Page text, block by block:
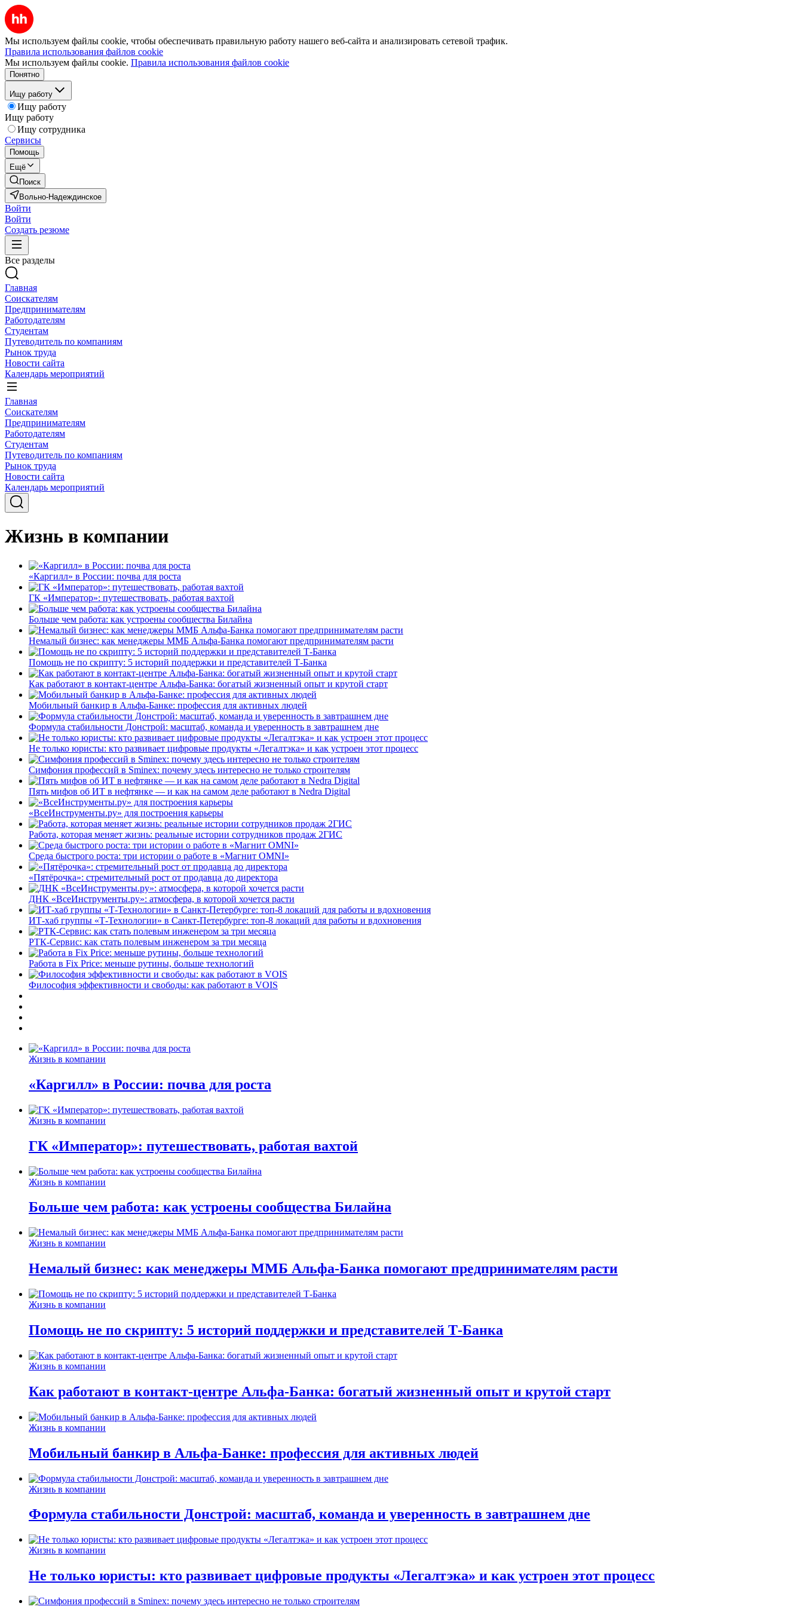
Мы используем файлы cookie, чтобы обеспечивать правильную работу нашего веб-сайта и анализировать сетевой трафик.
Правила использования файлов cookie
Мы используем файлы cookie. Правила использования файлов cookie
Понятно
Ищу работу
Ищу работу
Ищу работу
Ищу сотрудника
Сервисы
Помощь
Ещё
Поиск
Вольно-Надеждинское
Войти
Войти
Создать резюме
Все разделы
Главная
Соискателям
Предпринимателям
Работодателям
Студентам
Путеводитель по компаниям
Рынок труда
Новости сайта
Календарь мероприятий
Главная
Соискателям
Предпринимателям
Работодателям
Студентам
Путеводитель по компаниям
Рынок труда
Новости сайта
Календарь мероприятий
Жизнь в компании
«Каргилл» в России: почва для роста
ГК «Император»: путешествовать, работая вахтой
Больше чем работа: как устроены сообщества Билайна
Немалый бизнес: как менеджеры ММБ Альфа-Банка помогают предпринимателям расти
Помощь не по скрипту: 5 историй поддержки и представителей Т-Банка
Как работают в контакт-центре Альфа-Банка: богатый жизненный опыт и крутой старт
Мобильный банкир в Альфа-Банке: профессия для активных людей
Формула стабильности Донстрой: масштаб, команда и уверенность в завтрашнем дне
Не только юристы: кто развивает цифровые продукты «Легалтэка» и как устроен этот процесс
Симфония профессий в Sminex: почему здесь интересно не только строителям
Пять мифов об ИТ в нефтянке — и как на самом деле работают в Nedra Digital
«ВсеИнструменты.ру» для построения карьеры
Работа, которая меняет жизнь: реальные истории сотрудников продаж 2ГИС
Среда быстрого роста: три истории о работе в «Магнит OMNI»
«Пятёрочка»: стремительный рост от продавца до директора
ДНК «ВсеИнструменты.ру»: атмосфера, в которой хочется расти
ИТ-хаб группы «Т-Технологии» в Санкт-Петербурге: топ-8 локаций для работы и вдохновения
РТК-Сервис: как стать полевым инженером за три месяца
Работа в Fix Price: меньше рутины, больше технологий
Философия эффективности и свободы: как работают в VOIS
Жизнь в компании
«Каргилл» в России: почва для роста
Жизнь в компании
ГК «Император»: путешествовать, работая вахтой
Жизнь в компании
Больше чем работа: как устроены сообщества Билайна
Жизнь в компании
Немалый бизнес: как менеджеры ММБ Альфа-Банка помогают предпринимателям расти
Жизнь в компании
Помощь не по скрипту: 5 историй поддержки и представителей Т-Банка
Жизнь в компании
Как работают в контакт-центре Альфа-Банка: богатый жизненный опыт и крутой старт
Жизнь в компании
Мобильный банкир в Альфа-Банке: профессия для активных людей
Жизнь в компании
Формула стабильности Донстрой: масштаб, команда и уверенность в завтрашнем дне
Жизнь в компании
Не только юристы: кто развивает цифровые продукты «Легалтэка» и как устроен этот процесс